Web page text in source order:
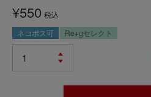
¥550 税込
ネコポス可
Re+gセレクト